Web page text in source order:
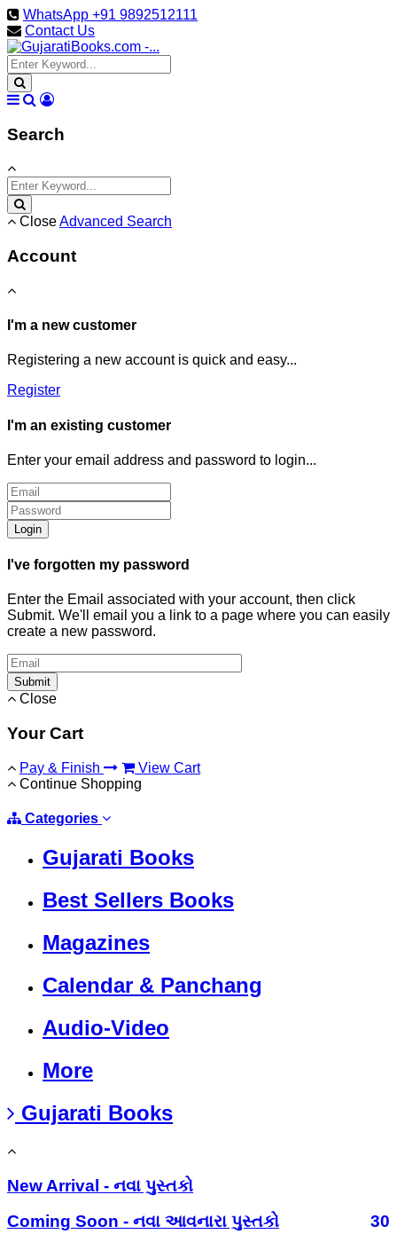
WhatsApp +91 9892512111
Contact Us
Search
CloseAdvanced Search
Account
I'm a new customer
Registering a new account is quick and easy...
Register
I'm an existing customer
Enter your email address and password to login...
Login
I've forgotten my password
Enter the Email associated with your account, then click
Submit. We'll email you a link to a page where you can easily
create a new password.
Submit
Close
Your Cart
Pay & Finish
View Cart
Continue Shopping
Categories
Gujarati Books
Best Sellers Books
Magazines
Calendar & Panchang
Audio-Video
More
Gujarati Books
New Arrival - નવા પુસ્તકો
Coming Soon - નવા આવનારા પુસ્તકો
30